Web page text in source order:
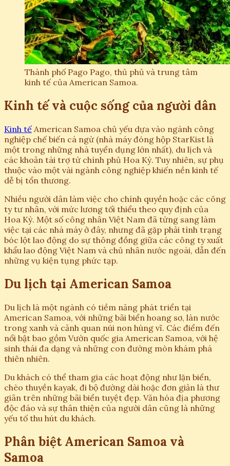
Thành phố Pago Pago, thủ phủ và trung tâm
kinh tế của American Samoa.
Kinh tế và cuộc sống của người dân
Kinh tế American Samoa chủ yếu dựa vào ngành công
nghiệp chế biến cá ngừ (nhà máy đóng hộp StarKist là
một trong những nhà tuyển dụng lớn nhất), du lịch và
các khoản tài trợ từ chính phủ Hoa Kỳ. Tuy nhiên, sự phụ
thuộc vào một vài ngành công nghiệp khiến nền kinh tế
dễ bị tổn thương.
Nhiều người dân làm việc cho chính quyền hoặc các công
ty tư nhân, với mức lương tối thiểu theo quy định của
Hoa Kỳ. Một số công nhân Việt Nam đã từng sang làm
việc tại các nhà máy ở đây, nhưng đã gặp phải tình trạng
bóc lột lao động do sự thông đồng giữa các công ty xuất
khẩu lao động Việt Nam và chủ nhân nước ngoài, dẫn đến
những vụ kiện tụng phức tạp.
Du lịch tại American Samoa
Du lịch là một ngành có tiềm năng phát triển tại
American Samoa, với những bãi biển hoang sơ, làn nước
trong xanh và cảnh quan núi non hùng vĩ. Các điểm đến
nổi bật bao gồm Vườn quốc gia American Samoa, với hệ
sinh thái đa dạng và những con đường mòn khám phá
thiên nhiên.
Du khách có thể tham gia các hoạt động như lặn biển,
chèo thuyền kayak, đi bộ đường dài hoặc đơn giản là thư
giãn trên những bãi biển tuyệt đẹp. Văn hóa địa phương
độc đáo và sự thân thiện của người dân cũng là những
yếu tố thu hút du khách.
Phân biệt American Samoa và
Samoa